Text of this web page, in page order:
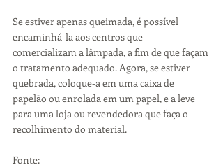
Se estiver apenas queimada, é possível
encaminhá-la aos centros que
comercializam a lâmpada, a fim de que façam
o tratamento adequado. Agora, se estiver
quebrada, coloque-a em uma caixa de
papelão ou enrolada em um papel, e a leve
para uma loja ou revendedora que faça o
recolhimento do material.
Fonte: